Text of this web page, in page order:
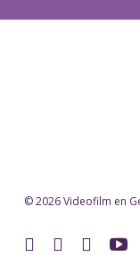
© 2026 Videofilm en
facebookvimeopinterest